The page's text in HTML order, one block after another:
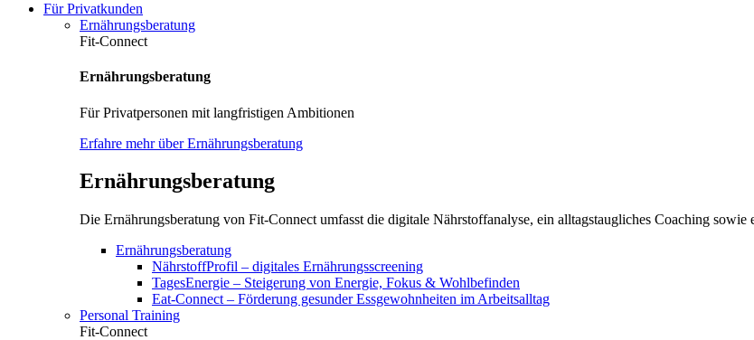
Für Privatkunden
Ernährungsberatung
Fit-Connect
Ernährungsberatung
Für Privatpersonen mit langfristigen Ambitionen
Erfahre mehr über Ernährungsberatung
Ernährungsberatung
Die Ernährungsberatung von Fit-Connect umfasst die digitale Nährstoffanalyse, ein alltagstaugliches Coaching
Ernährungsberatung
NährstoffProfil – digitales Ernährungsscreening
TagesEnergie – Steigerung von Energie, Fokus & Wohlbefinden
Eat-Connect – Förderung gesunder Essgewohnheiten im Arbeitsalltag
Personal Training
Fit-Connect